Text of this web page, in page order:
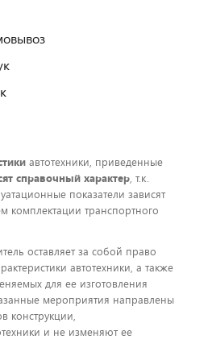
автотехники, приведенные
справочный характер, т.к.
показатели зависят
комплектации транспортного
оставляет за собой право
автотехники, а также
для ее изготовления
мероприятия направлены
конструкции,
и не изменяют ее